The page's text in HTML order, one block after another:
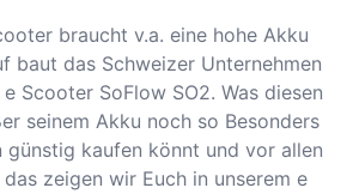
braucht v.a. eine hohe Akku
baut das Schweizer Unternehmen
Scooter SoFlow SO2. Was diesen
seinem Akku noch so Besonders
günstig kaufen könnt und vor allen
zeigen wir Euch in unserem e